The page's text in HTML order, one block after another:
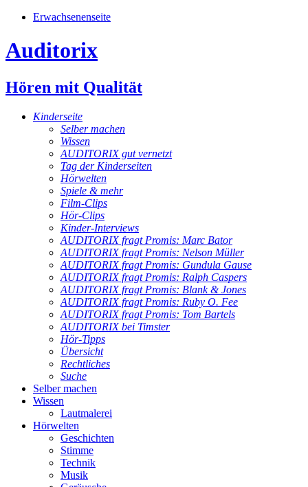
Erwachsenenseite
Auditorix
Hören mit Qualität
Kinderseite
Selber machen
Wissen
AUDITORIX gut vernetzt
Tag der Kinderseiten
Hörwelten
Spiele & mehr
Film-Clips
Hör-Clips
Kinder-Interviews
AUDITORIX fragt Promis: Marc Bator
AUDITORIX fragt Promis: Nelson Müller
AUDITORIX fragt Promis: Gundula Gause
AUDITORIX fragt Promis: Ralph Caspers
AUDITORIX fragt Promis: Blank & Jones
AUDITORIX fragt Promis: Ruby O. Fee
AUDITORIX fragt Promis: Tom Bartels
AUDITORIX bei Timster
Hör-Tipps
Übersicht
Rechtliches
Suche
Selber machen
Wissen
Lautmalerei
Hörwelten
Geschichten
Stimme
Technik
Musik